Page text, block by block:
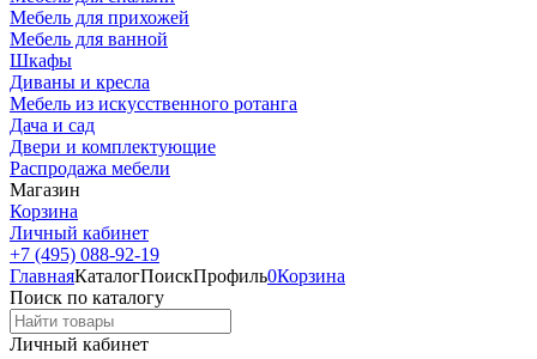
Мебель для прихожей
Мебель для ванной
Шкафы
Диваны и кресла
Мебель из искусственного ротанга
Дача и сад
Двери и комплектующие
Распродажа мебели
Магазин
Корзина
Личный кабинет
+7 (495) 088-92-19
ГлавнаяКаталогПоискПрофиль0Корзина
Поиск по каталогу
Личный кабинет